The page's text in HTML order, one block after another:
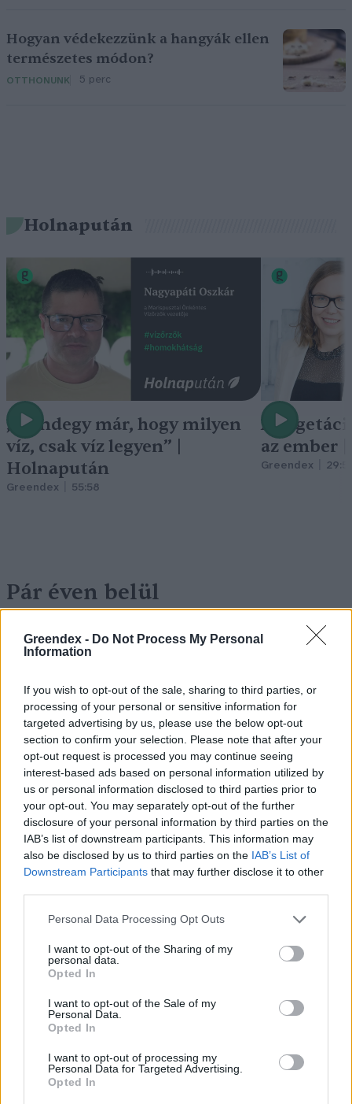
Greendex - Do Not Process My Personal
Information
If you wish to opt-out of the sale, sharing to third parties, or
processing of your personal or sensitive information for
targeted advertising by us, please use the below opt-out
section to confirm your selection. Please note that after your
opt-out request is processed you may continue seeing
interest-based ads based on personal information utilized by
us or personal information disclosed to third parties prior to
your opt-out. You may separately opt-out of the further
disclosure of your personal information by third parties on the
IAB’s list of downstream participants. This information may
also be disclosed by us to third parties on the IAB’s List of
Downstream Participants that may further disclose it to other
Personal Data Processing Opt Outs
I want to opt-out of the Sharing of my
personal data.
Opted In
I want to opt-out of the Sale of my
Personal Data.
Opted In
I want to opt-out of processing my
Personal Data for Targeted Advertising.
Opted In
Hogyan védekezzünk a hangyák ellen
természetes módon?
OTTHONUNK 5 perc
Holnapután
„Mindegy már, hogy milyen
víz, csak víz legyen” |
Holnapután
Greendex 55:58
A
az ember
Greendex
Pár éven belül
alakítanunk a településeinket –
PODCAST Novák Zsombor 2 perc
Szöllősi Gáborral, a Gardenfutura ügyvezetőjével beszélgettünk.